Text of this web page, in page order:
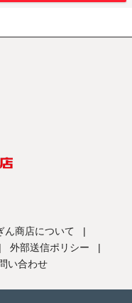
ん商店について
|
| 外部送信ポリシー
|
い合わせ